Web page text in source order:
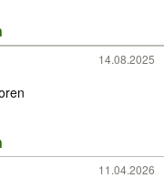
14.08.2025
11.04.2026